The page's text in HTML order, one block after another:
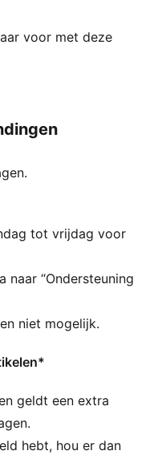
voor met deze
vakken, een
en een
voor je actieve
materialen
/ h: 28 cm
tot vrijdag voor
naar “Ondersteuning
niet mogelijk.
geldt een extra
hebt, hou er dan